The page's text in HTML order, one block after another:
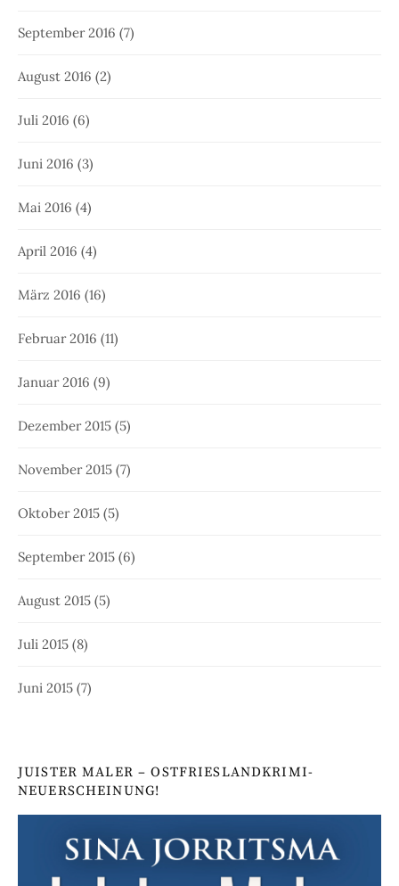
September 2016 (7)
August 2016 (2)
Juli 2016 (6)
Juni 2016 (3)
Mai 2016 (4)
April 2016 (4)
März 2016 (16)
Februar 2016 (11)
Januar 2016 (9)
Dezember 2015 (5)
November 2015 (7)
Oktober 2015 (5)
September 2015 (6)
August 2015 (5)
Juli 2015 (8)
Juni 2015 (7)
JUISTER MALER – OSTFRIESLANDKRIMI-
NEUERSCHEINUNG!